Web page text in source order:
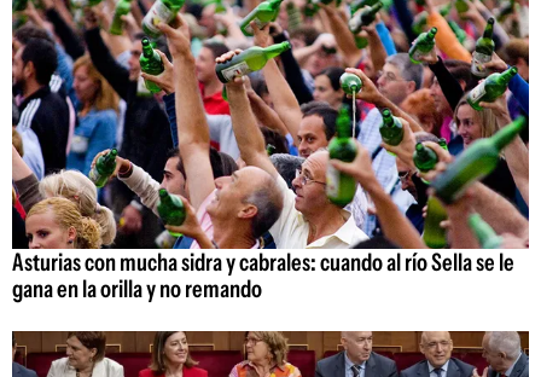
Asturias con mucha sidra y cabrales: cuando al río Sella se le
gana en la orilla y no remando